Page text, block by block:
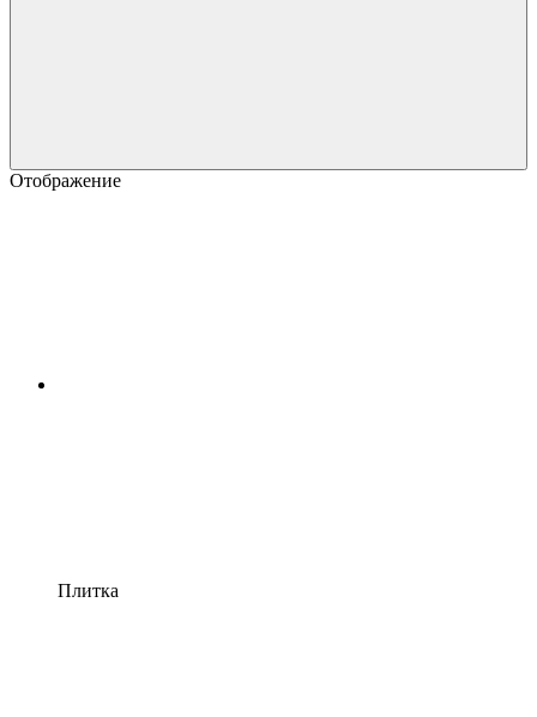
Отображение
Плитка